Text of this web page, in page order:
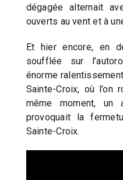
dégagée alternait
ouverts au vent et à
Et hier encore, en
soufflée sur
énorme
Sainte-Croix, où l’on
même moment, un
provoquait la
Sainte-Croix.